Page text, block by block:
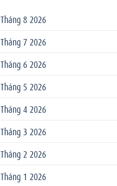
Tháng 8 2026
Tháng 7 2026
Tháng 6 2026
Tháng 5 2026
Tháng 4 2026
Tháng 3 2026
Tháng 2 2026
Tháng 1 2026